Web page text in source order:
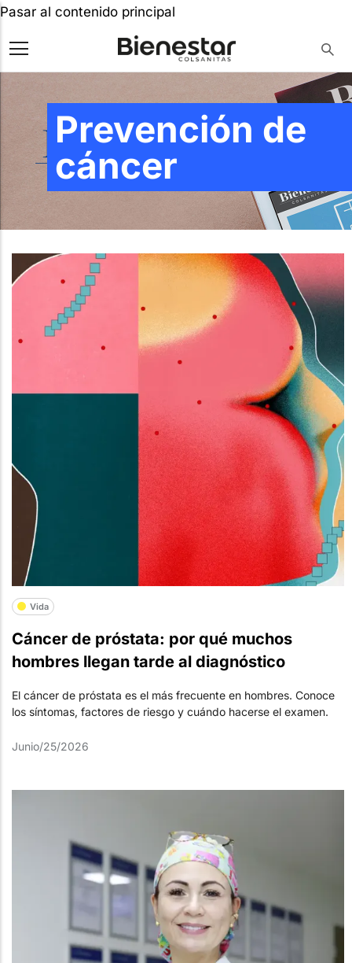
Pasar al contenido principal
Prevención de
cáncer
Vida
Cáncer de próstata: por qué muchos
hombres llegan tarde al diagnóstico
El cáncer de próstata es el más frecuente en hombres. Conoce
los síntomas, factores de riesgo y cuándo hacerse el examen.
Junio/25/2026